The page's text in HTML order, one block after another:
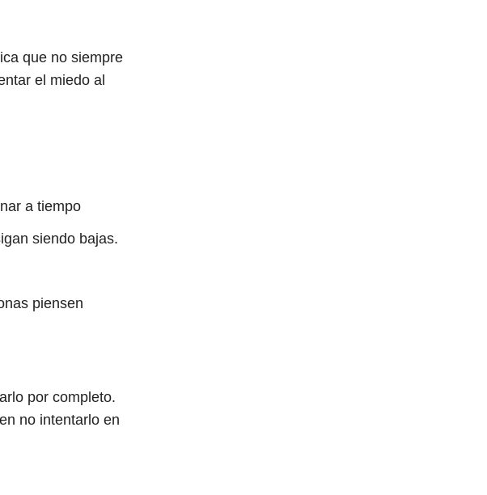
que no siempre
el miedo al
a tiempo
siendo bajas.
piensen
por completo.
no intentarlo en